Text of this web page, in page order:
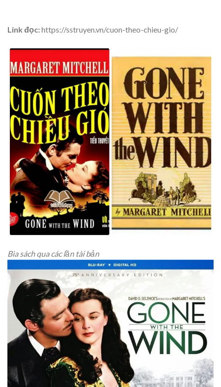
Link đọc:https://sstruyen.vn/cuon-theo-chieu-gio/
Bìa sách qua các lần tài bản